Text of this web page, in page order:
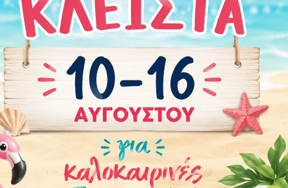
Brand : OEM
Χρώμα: Ροζ